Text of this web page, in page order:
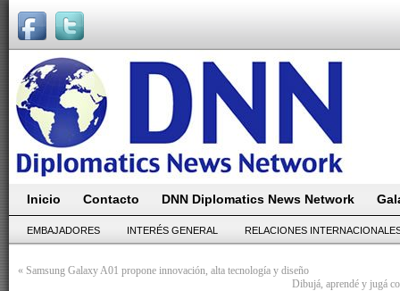
Inicio Contacto DNN Diplomatics News Network
EMBAJADORES INTERÉS GENERAL RELACIONES
« Samsung Galaxy A01 propone innovación, alta tecnología y diseño
Dibujá, aprendé y jugá